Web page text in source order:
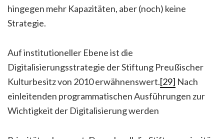
hingegen mehr Kapazitäten, aber (noch) keine
Strategie.
Auf institutioneller Ebene ist die
Digitalisierungsstrategie der Stiftung Preußischer
Kulturbesitz von 2010 erwähnenswert.[29] Nach
einleitenden programmatischen Ausführungen zur
Wichtigkeit der Digitalisierung werden